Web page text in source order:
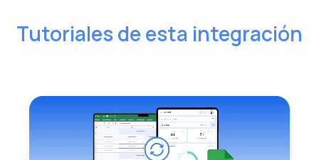
Tutoriales de esta integración